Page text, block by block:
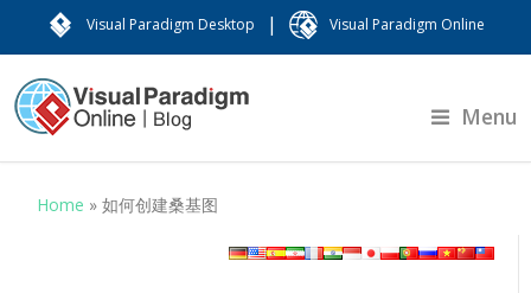
Visual Paradigm Desktop | Visual Paradigm Online
Menu
Home »如何创建桑基图